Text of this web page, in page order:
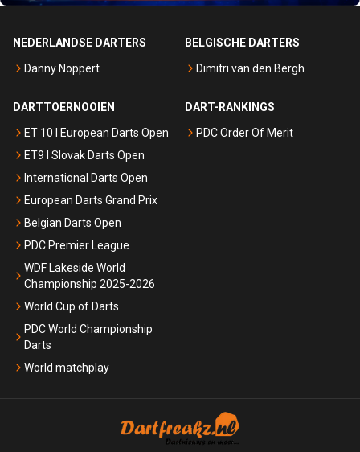
NEDERLANDSE DARTERS
Danny Noppert
BELGISCHE DARTERS
Dimitri van den Bergh
DARTTOERNOOIEN
ET 10 I European Darts Open
ET9 I Slovak Darts Open
International Darts Open
European Darts Grand Prix
Belgian Darts Open
PDC Premier League
WDF Lakeside World
Championship 2025-2026
World Cup of Darts
PDC World Championship
Darts
World matchplay
DART-RANKINGS
PDC Order Of Merit